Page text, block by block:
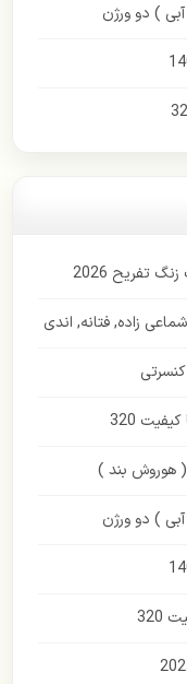
) دو ورژن
تفریح 2026
زاده, فتانه, اندی
320
( هوروش بند )
) دو ورژن